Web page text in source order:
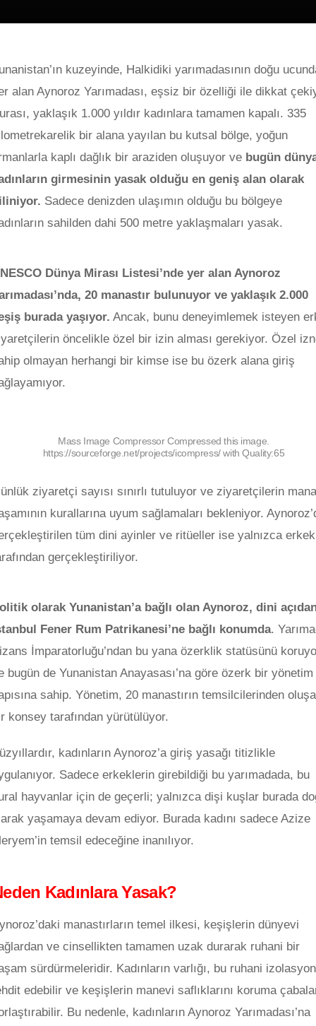
kuzeyinde, Halkidiki yarımadasının doğu
alan Aynoroz Yarımadası, eşsiz bir özelliği ile dikkat
yaklaşık 1.000 yıldır kadınlara tamamen kapalı. 335
bir alana yayılan bu kutsal bölge, yoğun
kaplı dağlık bir araziden oluşuyor ve bugün
girmesinin yasak olduğu en geniş alan olarak
Sadece denizden ulaşımın olduğu bu bölgeye
sahilden dahi 500 metre yaklaşmaları yasak.
Dünya Mirası Listesi’nde yer alan Aynoroz
20 manastır bulunuyor ve yaklaşık 2.000
burada yaşıyor. Ancak, bunu deneyimlemek isteyen
öncelikle özel bir izin alması gerekiyor. Özel
olmayan herhangi bir kimse ise bu özerk alana giriş
Mass Image Compressor Compressed this image.
https://sourceforge.net/projects/icompress/ with Quality:65
ziyaretçi sayısı sınırlı tutuluyor ve ziyaretçilerin
kurallarına uyum sağlamaları bekleniyor.
tüm dini ayinler ve ritüeller ise yalnızca
gerçekleştiriliyor.
olarak Yunanistan’a bağlı olan Aynoroz, dini
Fener Rum Patrikanesi’ne bağlı konumda.
İmparatorluğu’ndan bu yana özerklik statüsünü
bugün de Yunanistan Anayasası’na göre özerk bir yönetim
sahip. Yönetim, 20 manastırın temsilcilerinden
konsey tarafından yürütülüyor.
kadınların Aynoroz’a giriş yasağı titizlikle
Sadece erkeklerin girebildiği bu yarımadada, bu
hayvanlar için de geçerli; yalnızca dişi kuşlar burada
yaşamaya devam ediyor. Burada kadını sadece Azize
temsil edeceğine inanılıyor.
Kadınlara Yasak?
manastırların temel ilkesi, keşişlerin dünyevi
ve cinsellikten tamamen uzak durarak ruhani bir
sürdürmeleridir. Kadınların varlığı, bu ruhani
edebilir ve keşişlerin manevi saflıklarını koruma
Bu nedenle, kadınların Aynoroz Yarımadası’na